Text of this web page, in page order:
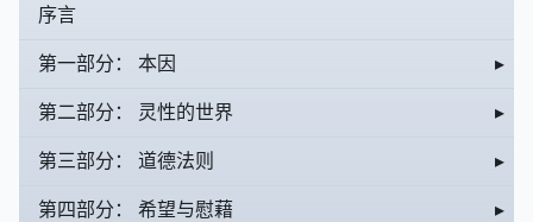
序言
第一部分： 本因 ▸
第二部分： 灵性的世界 ▸
第三部分： 道德法则 ▸
第四部分： 希望与慰藉 ▸